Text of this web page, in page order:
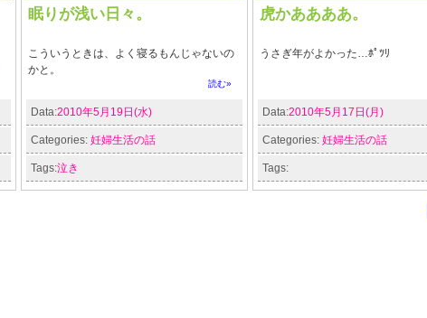
眠りが浅い日々。
こういうときは、よく寝るもんじゃないの
かと。
読む»
Data:2010年5月19日(水)
Categories: 妊婦生活の話
Tags:泣き
虎かああああ。
うさぎ年がよかった…ﾎﾟﾂﾘ
Data:2010年5月17日(月)
Categories: 妊婦生活の話
Tags: